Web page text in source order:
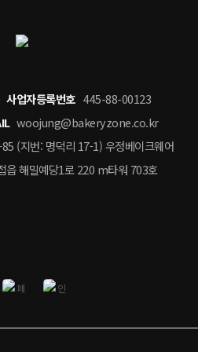
사업자등록번호 445-88-00123
woojung@bakeryzone.co.kr
(지번: 명덕리 17-1) 우정베이크웨어
읍 해밀예당1로 220 m타워 703호